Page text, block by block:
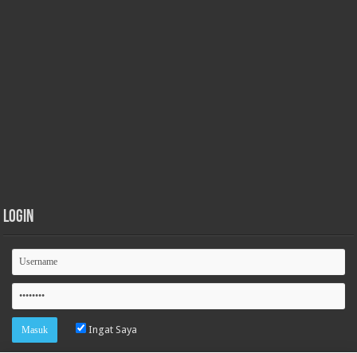
Login
Ingat Saya